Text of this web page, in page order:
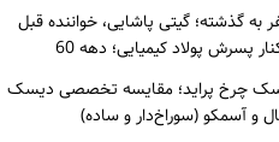
گذشته؛ گیتی پاشایی، خواننده قبل
پسرش پولاد کیمیایی؛ دهه 60
چرخ پراید؛ مقایسه تخصصی دیسک
و آسمکو (سوراخ‌دار و ساده)